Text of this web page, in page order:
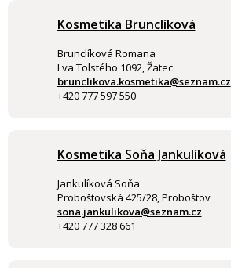
Kosmetika Brunclíková
Brunclíková Romana
Lva Tolstého 1092, Žatec
brunclikova.kosmetika@seznam.cz
+420 777 597 550
Kosmetika Soňa Jankulíková
Jankulíková Soňa
Proboštovská 425/28, Proboštov
sona.jankulikova@seznam.cz
+420 777 328 661